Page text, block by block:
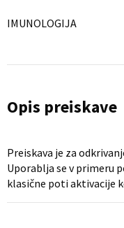
IMUNOLOGIJA
Opis preiskave
Preiskava je za
Uporablja se v primeru
klasične poti aktivacije